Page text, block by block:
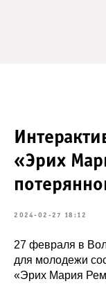
«Эрих
2024-02-27 18:12
27 февраля в
для молодежи
«Эрих Мария